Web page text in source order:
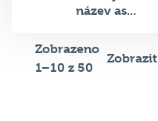
název as...
Zobrazeno
1–10 z 50
Zobrazit